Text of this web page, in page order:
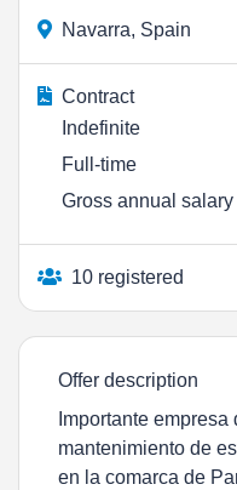
Navarra, Spain
Contract
Indefinite
Full-time
Gross annual
10 registered
Offer description
Importante
mantenimiento de
en la comarca de